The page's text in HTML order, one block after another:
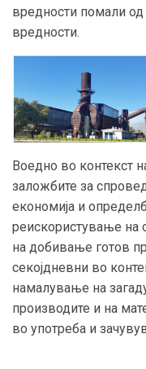
вредности помали
вредности.
Воедно во контекст
заложбите за
економија и
реискористување на
на добивање готов
секојдневни во
намалување на
производите и на
во употреба и